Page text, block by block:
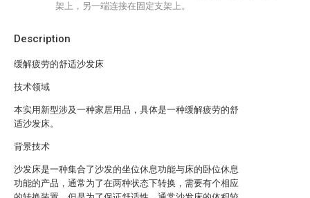
Description
缓解疲劳的舒适沙发床
技术领域
本实用新型涉及一种家居用品，具体是一种缓解疲劳的舒
适沙发床。
背景技术
沙发床是一种集合了沙发的坐位休息功能与床的卧位休息
功能的产品，通常为了在两种状态下转换，需要有个相应
架上，另一端连接在固定支架上。